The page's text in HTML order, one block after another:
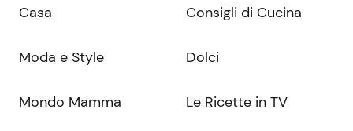
Casa
Moda e Style
Mondo Mamma
Consigli di Cucina
Dolci
Le Ricette in TV